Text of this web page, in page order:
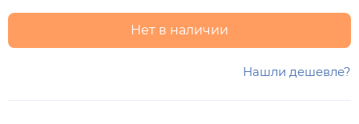
Нет в наличии
Нашли дешевле?